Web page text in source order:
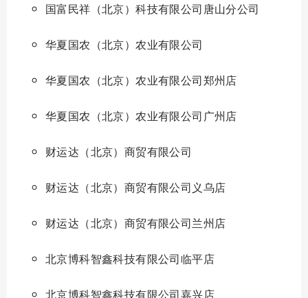
国富民祥（北京）科技有限公司唐山分公司
华夏国农（北京）农业有限公司
华夏国农（北京）农业有限公司郑州店
华夏国农（北京）农业有限公司广州店
财运达（北京）商贸有限公司
财运达（北京）商贸有限公司义乌店
财运达（北京）商贸有限公司兰州店
北京博科智鑫科技有限公司临平店
北京博科智鑫科技有限公司嘉兴店